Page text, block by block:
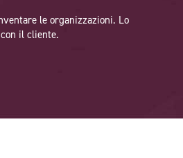
le organizzazioni. Lo
il cliente.